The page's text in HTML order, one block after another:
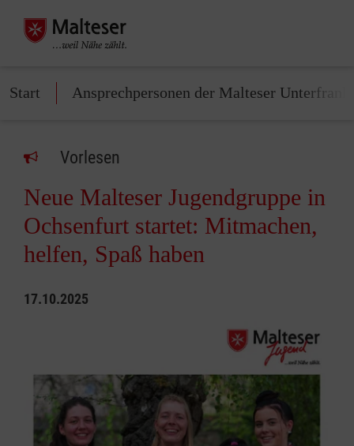
Start Ansprechpersonen der Malteser
Vorlesen
Neue Malteser Jugendgruppe in
Ochsenfurt startet: Mitmachen,
helfen, Spaß haben
17.10.2025